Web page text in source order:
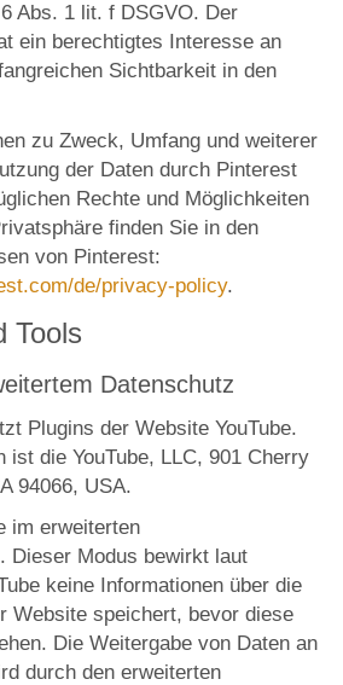
Abs. 1 lit. f DSGVO. Der
ein berechtigtes Interesse an
Sichtbarkeit in den
zu Zweck, Umfang und weiterer
der Daten durch Pinterest
Rechte und Möglichkeiten
finden Sie in den
von Pinterest:
de/privacy-policy.
Tools
Datenschutz
Plugins der Website YouTube.
ist die YouTube, LLC, 901 Cherry
94066, USA.
im erweiterten
Dieser Modus bewirkt laut
keine Informationen über die
Website speichert, bevor diese
Die Weitergabe von Daten an
durch den erweiterten